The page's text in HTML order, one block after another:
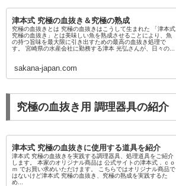
津本式 究極の血抜き＆究極の熟成
究極の血抜きとは 究極の血抜きはこうして生まれた 「津本式
究極の血抜き」とは美味しい魚を熟成させることにより、魚
の持つ旨味を最大限に引き出すための最高の血抜き処理で
す。 宮崎県の水産会社に勤務する津本 光弘さんが、日々の...
sakana-japan.com
究極の血抜き用 調理器具の紹介
津本式 究極の血抜きに使用する道具を紹介
津本式 究極の血抜きを実践する調理器具、処理道具をご紹介
します。 本家のオリジナル商品は 公式サイトの津本式．ｃｏ
ｍ でお買い求めいただけます。 こちらではオリジナル商品で
はないけど津本式 究極の血抜き、究極の熟成を実践するた
め...